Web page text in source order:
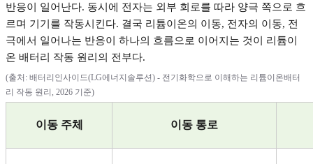
반응이 일어난다. 동시에 전자는 외부 회로를 따라 양극 쪽으로 흐
르며 기기를 작동시킨다. 결국 리튬이온의 이동, 전자의 이동, 전
극에서 일어나는 반응이 하나의 흐름으로 이어지는 것이 리튬이
온 배터리 작동 원리의 전부다.
(출처 : 배터리인사이드(LG에너지솔루션) - 전기화학으로 이해하는 리튬이온배터
리 작동 원리 , 2026 기준)
이동 주체 이동 통로